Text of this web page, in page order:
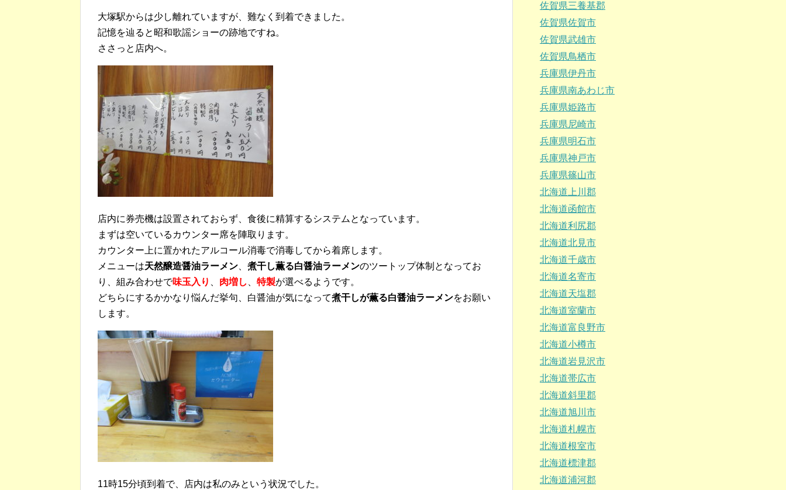
大塚駅からは少し離れていますが、難なく到着できました。
記憶を辿ると昭和歌謡ショーの跡地ですね。
ささっと店内へ。
店内に券売機は設置されておらず、食後に精算するシステムとなっています。
まずは空いているカウンター席を陣取ります。
カウンター上に置かれたアルコール消毒で消毒してから着席します。
メニューは天然醸造醤油ラーメン 煮干し薫る白醤油ラーメンのツートップ体制となってお
り、組み合わせで味玉入り 肉増し 特製が選べるようです。
どちらにするかかなり悩んだ挙句、白醤油が気になって煮干しが薫る白醤油ラーメンをお願い
します。
11時15分頃到着で、店内は私のみという状況でした。
佐賀県三養基郡
佐賀県佐賀市
佐賀県武雄市
佐賀県鳥栖市
兵庫県伊丹市
兵庫県南あわじ市
兵庫県姫路市
兵庫県尼崎市
兵庫県明石市
兵庫県神戸市
兵庫県篠山市
北海道上川郡
北海道函館市
北海道利尻郡
北海道北見市
北海道千歳市
北海道名寄市
北海道天塩郡
北海道室蘭市
北海道富良野市
北海道小樽市
北海道岩見沢市
北海道帯広市
北海道斜里郡
北海道旭川市
北海道札幌市
北海道根室市
北海道標津郡
北海道浦河郡